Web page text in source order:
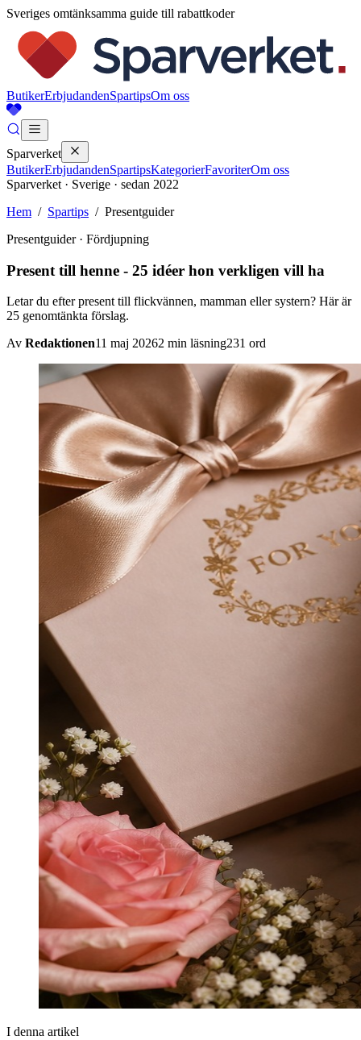
Sveriges omtänksamma guide till rabattkoder
ButikerErbjudandenSpartipsOm oss
Sparverket
ButikerErbjudandenSpartipsKategorierFavoriterOm oss
Sparverket · Sverige · sedan 2022
Hem / Spartips / Presentguider
Presentguider· Fördjupning
Present till henne - 25 idéer hon verkligen vill ha
Letar du efter present till flickvännen, mamman eller systern? Här är
25 genomtänkta förslag.
Av Redaktionen11 maj 20262 min läsning231 ord
I denna artikel